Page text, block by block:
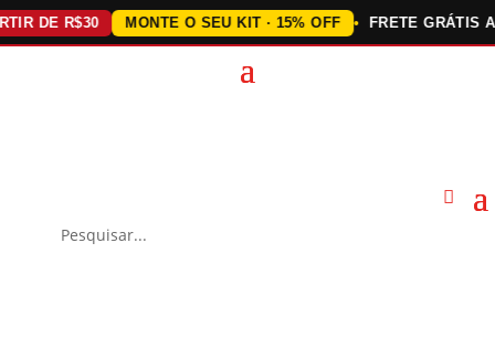
R$30 MONTE O SEU KIT · 15% OFF FRETE GRÁTIS